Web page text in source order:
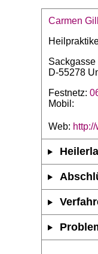
Carmen
Sackgasse
D-55278
Festnetz:
Mobil:
Web: